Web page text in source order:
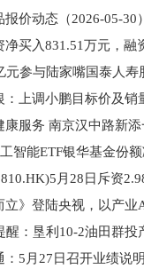
价动态（2026-05-30）